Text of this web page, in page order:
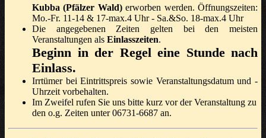
Kubba (Pfälzer Wald)erworben werden. Öffnungszeiten:
Mo.-Fr. 11-14 & 17-max.4 Uhr - Sa.&So. 18-max.4 Uhr
Die angegebenen Zeiten gelten bei den meisten
Veranstaltungen als Einlasszeiten.
Beginn in der Regel eine Stunde nach
Einlass.
Irrtümer bei Eintrittspreis sowie Veranstaltungsdatum und -
Uhrzeit vorbehalten.
Im Zweifel rufen Sie uns bitte kurz vor der Veranstaltung zu
den o.g. Zeiten unter 06731-6687 an.